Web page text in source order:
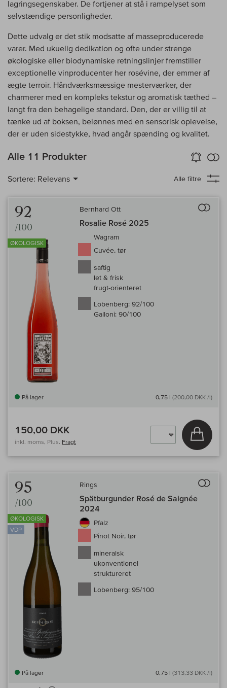
lagringsegenskaber. De fortjener at stå i rampelyset som
selvstændige personligheder.
Dette udvalg er det stik modsatte af masseproducerede
varer. Med ukuelig dedikation og ofte under strenge
økologiske eller biodynamiske retningslinjer fremstiller
exceptionelle vinproducenter her rosévine, der emmer af
ægte terroir. Håndværksmæssige mesterværker, der
charmerer med en kompleks tekstur og aromatisk tæthed –
langt fra den behagelige standard. Den, der er villig til at
tænke ud af boksen, belønnes med en sensorisk oplevelse,
der er uden sidestykke, hvad angår spænding og kvalitet.
Alle 11 Produkter Vin-Alarm
aktiver
Sortere: Relevans Alle filtre
92
/100
ØKOLOGISK
Bernhard Ott
Rosalie Rosé 2025
Wagram
Cuvée, tør
saftig
let & frisk
frugt-orienteret
Lobenberg: 92/100
Galloni: 90/100
På lager 0,75 l (200,00 DKK /l)
150,00 DKK
inkl. moms, Plus. Fragt
Læg i
95
/100
ØKOLOGISK
VDP
Rings
Spätburgunder Rosé de Saignée
2024
Pfalz
Pinot Noir, tør
mineralsk
ukonventionel
struktureret
Lobenberg: 95/100
På lager 0,75 l (313,33 DKK /l)